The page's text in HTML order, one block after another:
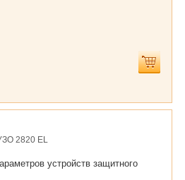
2820 EL
устройств защитного